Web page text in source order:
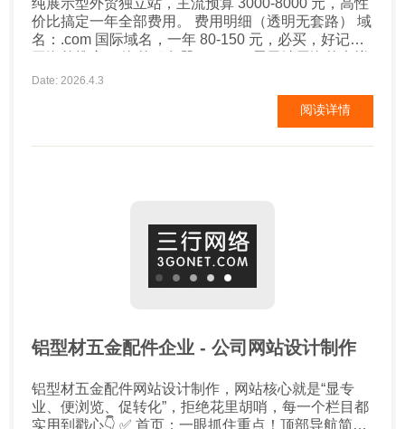
纯展示型外贸独立站，主流预算 3000-8000 元，高性
价比搞定一年全部费用。 费用明细（透明无套路） 域
名：.com 国际域名，一年 80-150 元，必买，好记利
主机足够，一年 800-2000 元，保证欧美打开快、安
全合规。 建站设计：专业外贸模板建站 2000-500...
Date: 2026.4.3
阅读详情
铝型材五金配件企业 - 公司网站设计制作
铝型材五金配件网站设计制作，网站核心就是“显专
业、便浏览、促转化”，拒绝花里胡哨，每一个栏目都
实用到戳心👇 ✅ 首页：一眼抓住重点！顶部导航简洁